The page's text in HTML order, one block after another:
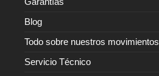
Blog
Todo sobre nuestros movimientos
Servicio Técnico